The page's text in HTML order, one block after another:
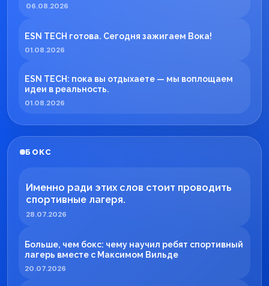
06.08.2026
ESN TECH готова. Сегодня зажигаем Вока!
01.08.2026
ESN TECH: пока вы отдыхаете — мы воплощаем
идеи в реальность.
01.08.2026
БОКС
Именно ради этих слов стоит проводить
спортивные лагеря.
28.07.2026
Больше, чем бокс: чему научил ребят спортивный
лагерь вместе с Максимом Вильде
20.07.2026